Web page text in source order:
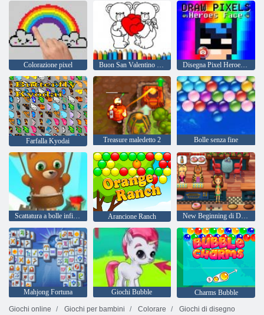
Colorazione pixel Buon San Valentino da colorare Disegna Pixel Heroes Face
Farfalla Kyodai Treasure maledetto 2 Bolle senza fine
Scattatura a bolle infinita Arancione Ranch New Beginning di Delicious Emily
Mahjong Fortuna Giochi Bubble
Charms Bubble
Giochi online
Giochi per bambini Colorare
Giochi di disegno